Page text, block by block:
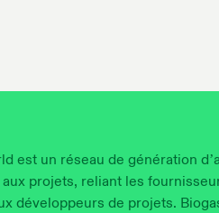
est un réseau de génération
projets, reliant les
développeurs de projets.